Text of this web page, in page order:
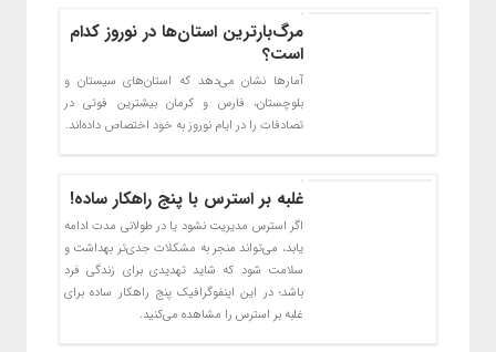
مرگ‌بارترین استان‌ها در نوروز کدام
است؟
آمارها نشان می‌دهد که استان‌های سیستان و
بلوچستان، فارس و کرمان بیشترین فوتی در
تصادفات را در ایام نوروز به خود اختصاص داده‌اند.
غلبه بر استرس با پنج راهکار ساده!
اگر استرس مدیریت نشود یا در طولانی مدت ادامه
یابد، می‌تواند منجر به مشکلات جدی‌تر بهداشت و
سلامت شود که شاید تهدیدی برای زندگی فرد
باشد؛ در این اینفوگرافیک پنج راهکار ساده برای
غلبه بر استرس را مشاهده می‌کنید.